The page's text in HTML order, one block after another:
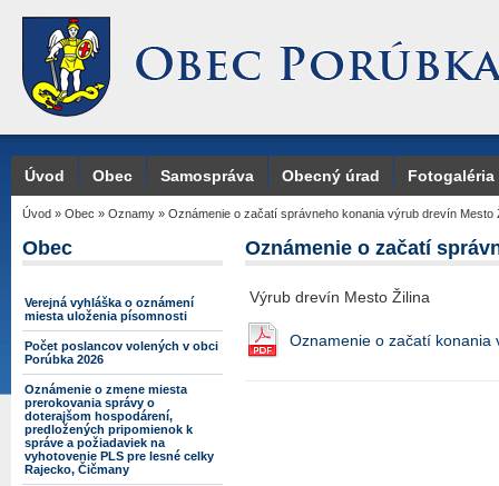
Úvod Obec Samospráva Obecný úrad Fotogaléria
Úvod » Obec » Oznamy » Oznámenie o začatí správneho konania výrub drevín Mesto
Obec
Verejná vyhláška o oznámení
miesta uloženia písomnosti
Počet poslancov volených v obci
Porúbka 2026
Oznámenie o zmene miesta
prerokovania správy o
doterajšom hospodárení,
predložených pripomienok k
správe a požiadaviek na
vyhotovenie PLS pre lesné celky
Rajecko, Čičmany
Oznámenie o začatí
Výrub drevín Mesto Žilina
Oznamenie o začatí